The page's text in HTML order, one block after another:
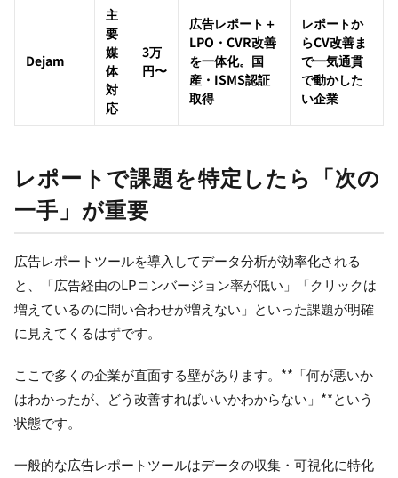
Dejam
主
要
媒
体
対
応
3万
円〜
広告レポート＋
LPO・CVR改善
を一体化。国
産・ISMS認証
取得
レポートか
らCV改善ま
で一気通貫
で動かした
い企業
レポートで課題を特定したら「次の
一手」が重要
広告レポートツールを導入してデータ分析が効率化される
と、「広告経由のLPコンバージョン率が低い」「クリックは
増えているのに問い合わせが増えない」といった課題が明確
に見えてくるはずです。
ここで多くの企業が直面する壁があります。**「何が悪いか
はわかったが、どう改善すればいいかわからない」**という
状態です。
一般的な広告レポートツールはデータの収集・可視化に特化